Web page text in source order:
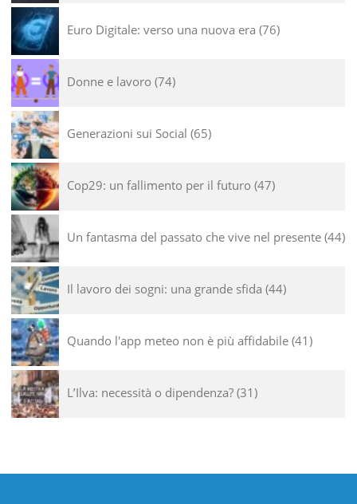
Euro Digitale: verso una nuova era 76
Donne e lavoro 74
Generazioni sui Social 65
Cop29: un fallimento per il futuro 47
Un fantasma del passato che vive nel presente 44
Il lavoro dei sogni: una grande sfida 44
Quando l'app meteo non è più affidabile 41
L’Ilva: necessità o dipendenza? 31